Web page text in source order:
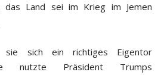
das Land sei im Krieg im Jemen
sich ein richtiges Eigentor
nutzte Präsident Trumps